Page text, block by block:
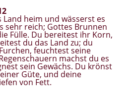
Land heim und wässerst es
sehr reich; Gottes Brunnen
Fülle. Du bereitest ihr Korn,
du das Land zu; du
feuchtest seine
machst du es
sein Gewächs. Du krönst
Güte, und deine
von Fett.